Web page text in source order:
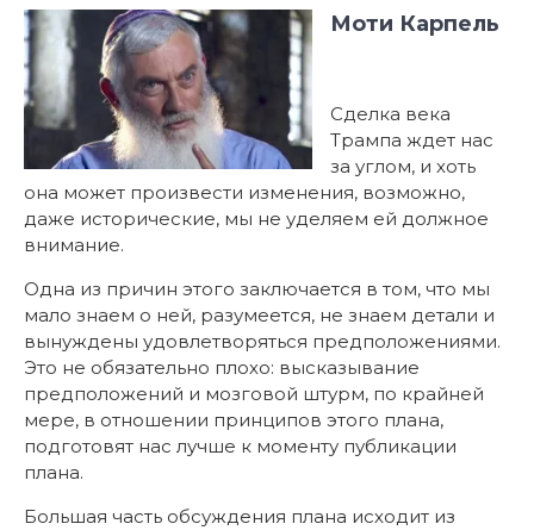
Моти Карпель
Сделка века
Трампа ждет нас
за углом, и хоть
она может произвести изменения, возможно,
даже исторические, мы не уделяем ей должное
внимание.
Одна из причин этого заключается в том, что мы
мало знаем о ней, разумеется, не знаем детали и
вынуждены удовлетворяться предположениями.
Это не обязательно плохо: высказывание
предположений и мозговой штурм, по крайней
мере, в отношении принципов этого плана,
подготовят нас лучше к моменту публикации
плана.
Большая часть обсуждения плана исходит из